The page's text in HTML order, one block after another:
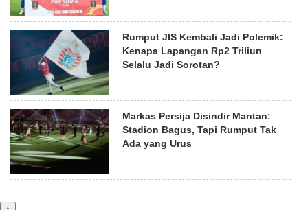
Rumput JIS Kembali Jadi Polemik:
Kenapa Lapangan Rp2 Triliun
Selalu Jadi Sorotan?
Markas Persija Disindir Mantan:
Stadion Bagus, Tapi Rumput Tak
Ada yang Urus